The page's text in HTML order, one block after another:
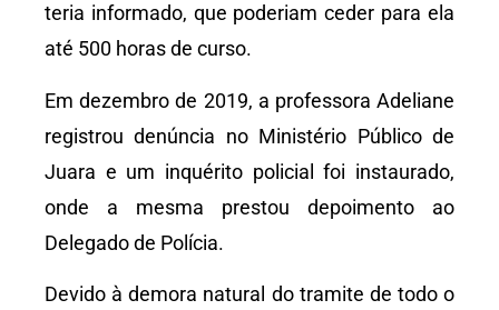
teria informado, que poderiam ceder para ela
até 500 horas de curso.
Em dezembro de 2019, a professora Adeliane
registrou denúncia no Ministério Público de
Juara e um inquérito policial foi instaurado,
onde a mesma prestou depoimento ao
Delegado de Polícia.
Devido à demora natural do tramite de todo o